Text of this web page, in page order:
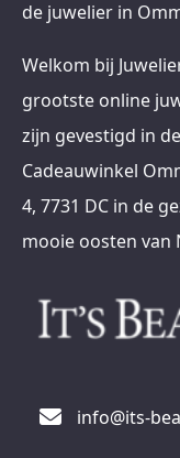
de juwelier in
Welkom bij
grootste online
zijn gevestigd in
Cadeauwinkel
4, 7731 DC in de
mooie oosten van
info@its-